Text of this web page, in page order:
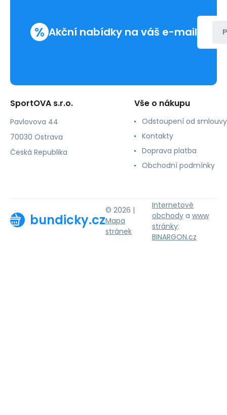
% Akční nabídky na váš e-mail
SportOVA s.r.o.
Pavlovova 44
70030 Ostrava
Česká Republika
Vše o nákupu
Odstoupení od smlouvy
Kontakty
Doprava platba
Obchodní podmínky
bundicky.cz
© 2026 |
Mapa
stránek
Internetové
obchody a www
stránky:
BINARGON.cz